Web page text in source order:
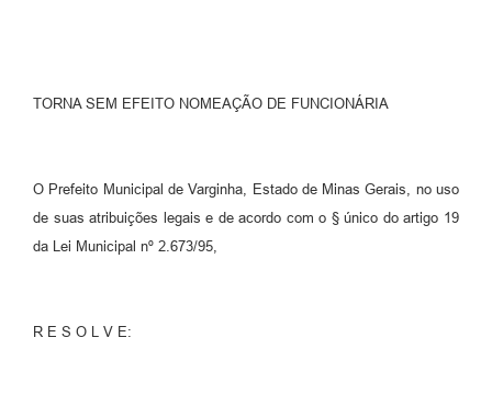
TORNA SEM EFEITO NOMEAÇÃO DE FUNCIONÁRIA
O Prefeito Municipal de Varginha, Estado de Minas Gerais, no uso
de suas atribuições legais e de acordo com o § único do artigo 19
da Lei Municipal nº 2.673/95,
R E S O L V E: